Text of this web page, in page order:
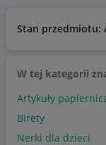
Stan przedmiotu:
W tej kategorii
Artykuły
Birety
Nerki dla dzieci